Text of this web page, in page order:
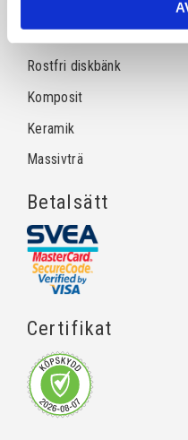
Natursten
Rostfri diskbänk
Komposit
Keramik
Massivträ
Betalsätt
Certifikat